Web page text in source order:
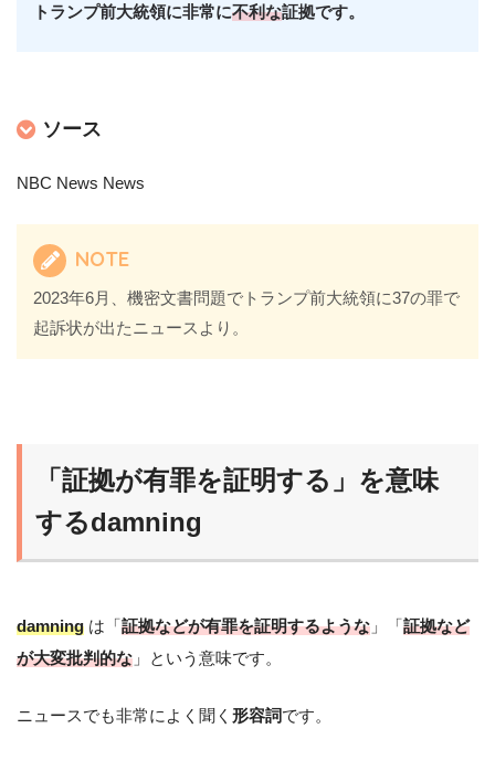
トランプ前大統領に非常に不利な証拠です。
ソース
NBC News News
NOTE
2023年6月、機密文書問題でトランプ前大統領に37の罪で
起訴状が出たニュースより。
「証拠が有罪を証明する」を意味
するdamning
damning は「証拠などが有罪を証明するような 」「証拠など
が大変批判的な 」という意味です。
ニュースでも非常によく聞く 形容詞です。